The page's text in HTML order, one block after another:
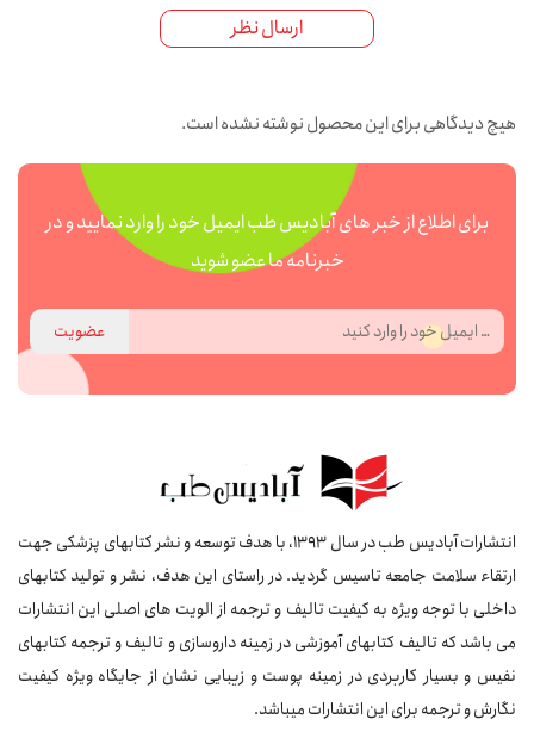
ارسال نظر
هیچ دیدگاهی برای این محصول نوشته نشده است.
برای اطلاع از خبر های آبادیس طب ایمیل خود را وارد نمایید و در
خبرنامه ما عضو شوید
عضویت
انتشارات آبادیس طب در سال 1393، با هدف توسعه و نشر کتابهای پزشکی جهت
ارتقاء سلامت جامعه تاسیس گردید. در راستای این هدف، نشر و تولید کتابهای
داخلی با توجه ویژه به کیفیت تالیف و ترجمه از الویت های اصلی این انتشارات
می باشد که تالیف کتابهای آموزشی در زمینه داروسازی و تالیف و ترجمه کتابهای
نفیس و بسیار کاربردی در زمینه پوست و زیبایی نشان از جایگاه ویژه کیفیت
نگارش و ترجمه برای این انتشارات میباشد.